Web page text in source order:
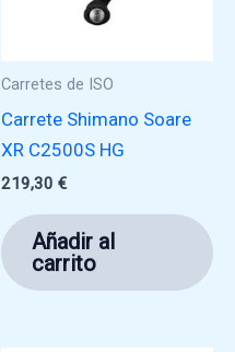
Carretes de ISO
Carrete Shimano Soare
XR C2500S HG
219,30 €
Añadir al
carrito